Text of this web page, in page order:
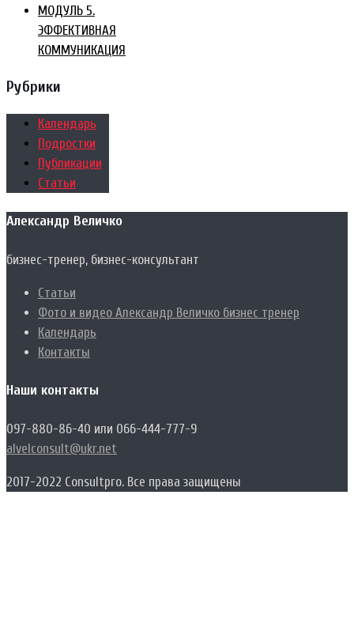
МОДУЛЬ 5.
ЭФФЕКТИВНАЯ
КОММУНИКАЦИЯ
Рубрики
Календарь
Подростки
Публикации
Статьи
Александр Величко
бизнес-тренер, бизнес-консультант
Статьи
Фото и видео Александр Величко бизнес тренер
Календарь
Контакты
Наши контакты
097-880-86-40 или 066-444-777-9
alvelconsult@ukr.net
2017-2022 Consultpro. Все права защищены